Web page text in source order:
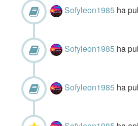
Sofyleon1985 ha
Sofyleon1985 ha
Sofyleon1985 ha